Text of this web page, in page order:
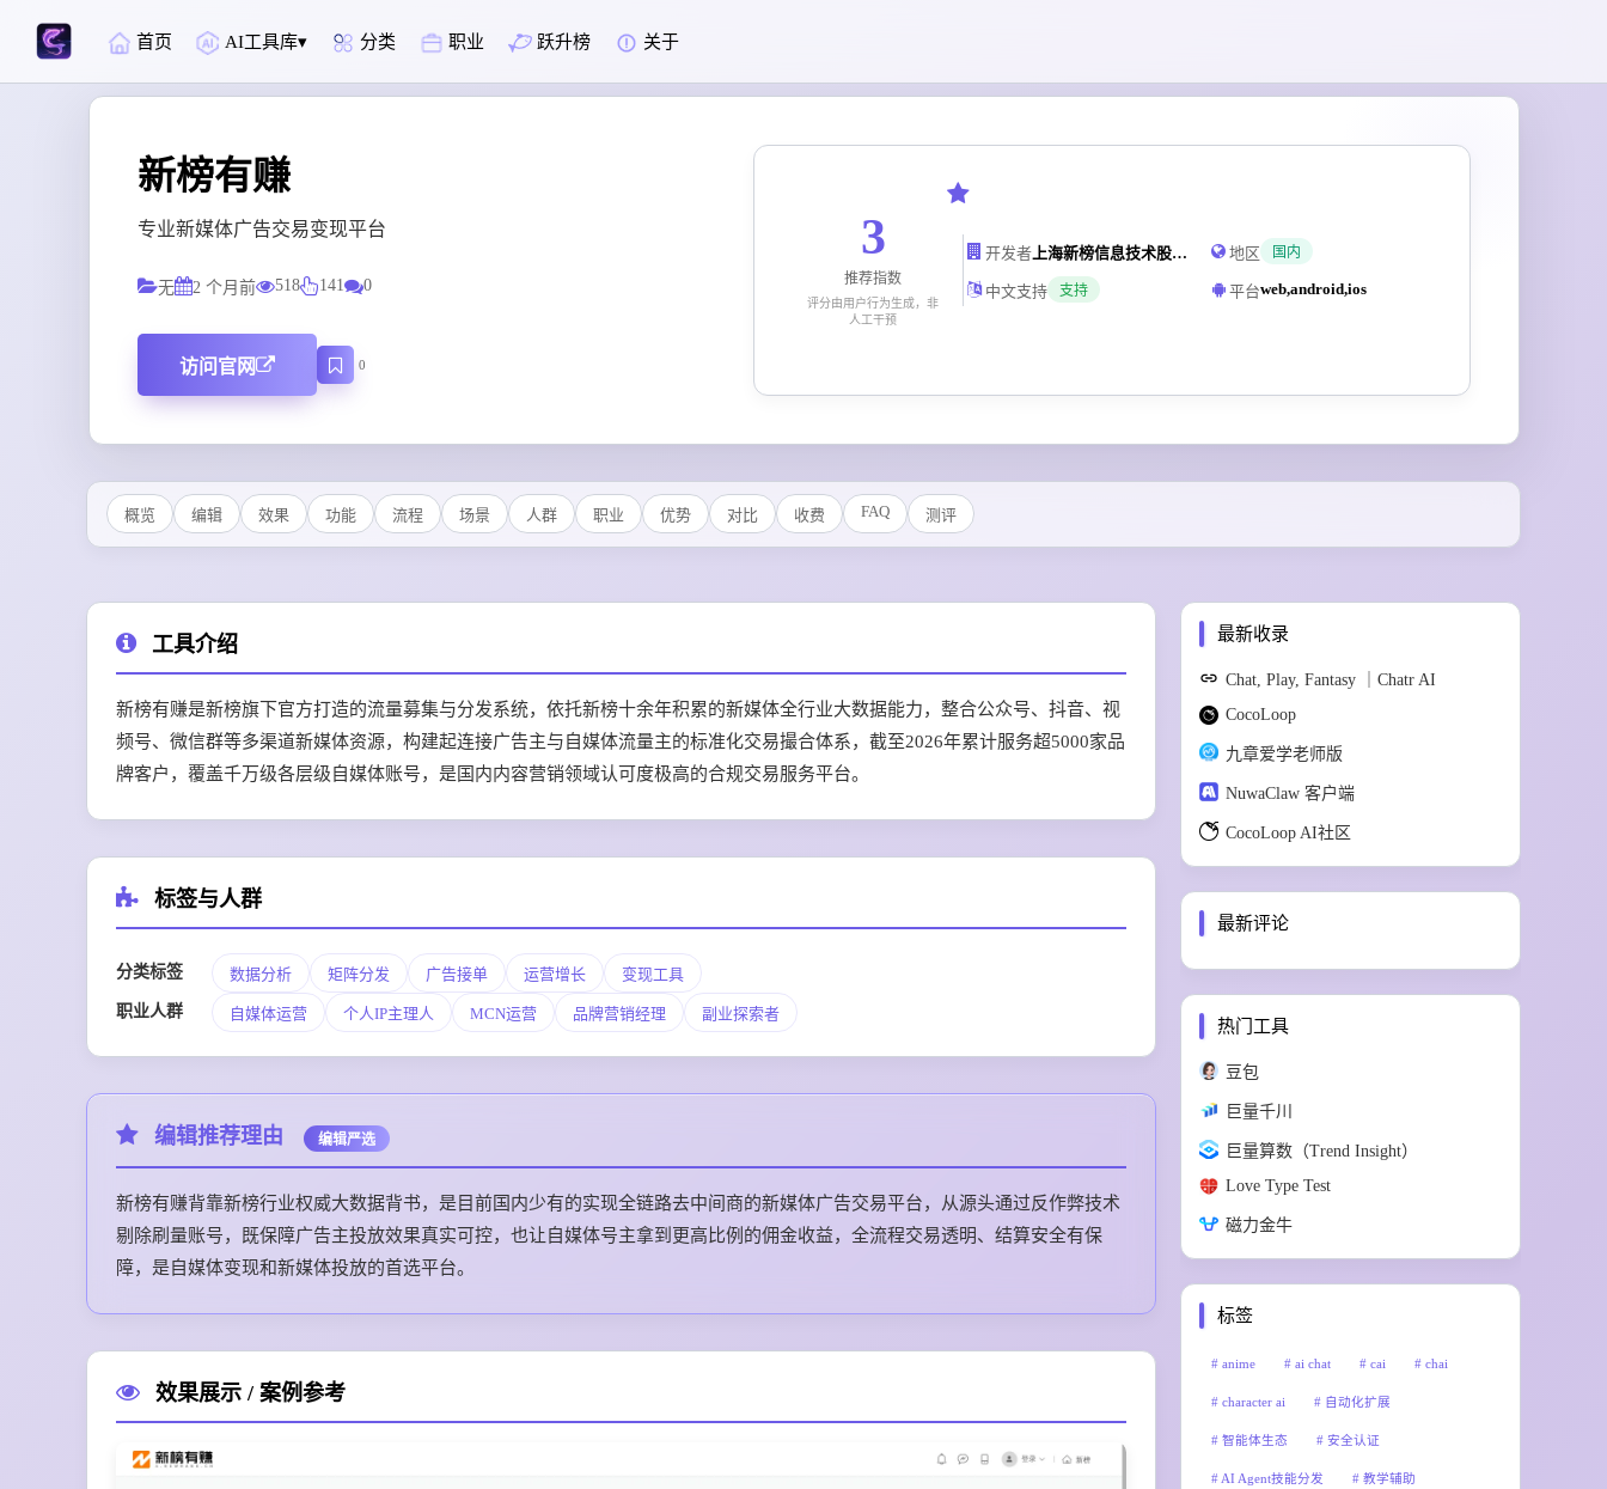
首页 AI工具库 分类 职业 跃升榜 关于
新榜有赚
专业新媒体广告交易变现平台
无 2 个月前 518 141 0
访问官网 0
3
推荐指数
评分由用户行为生成，非
人工干预
开发者 上海新榜信息技术股份有限公司 地区 国内
中文支持 支持 平台web,android,ios
概览 编辑 效果 功能 流程 场景 人群 职业 优势 对比 收费 FAQ 测评
工具介绍
新榜有赚是新榜旗下官方打造的流量募集与分发系统，依托新榜十余年积累的新媒体全行业大数据能力，整合公众号、抖音、视
频号、微信群等多渠道新媒体资源，构建起连接广告主与自媒体流量主的标准化交易撮合体系，截至2026年累计服务超5000家品
牌客户，覆盖千万级各层级自媒体账号，是国内内容营销领域认可度极高的合规交易服务平台。
标签与人群
分类标签 数据分析 矩阵分发 广告接单 运营增长 变现工具
职业人群 自媒体运营 个人IP主理人 MCN运营 品牌营销经理 副业探索者
编辑推荐理由 编辑严选
新榜有赚背靠新榜行业权威大数据背书，是目前国内少有的实现全链路去中间商的新媒体广告交易平台，从源头通过反作弊技术
剔除刷量账号，既保障广告主投放效果真实可控，也让自媒体号主拿到更高比例的佣金收益，全流程交易透明、结算安全有保
障，是自媒体变现和新媒体投放的首选平台。
效果展示 / 案例参考
最新收录
Chat, Play, Fantasy ｜Chatr AI
CocoLoop
九章爱学老师版
NuwaClaw 客户端
CocoLoop AI社区
最新评论
热门工具
豆包
巨量千川
巨量算数（Trend Insight）
Love Type Test
磁力金牛
标签
anime ai chat cai chai
character ai 自动化扩展
智能体生态 安全认证
AI Agent技能分发 教学辅助